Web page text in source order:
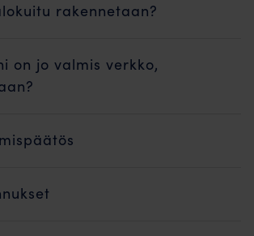
rakennetaan?
on jo valmis verkko,